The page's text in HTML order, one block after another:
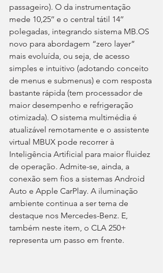
passageiro). O da instrumentação
mede 10,25’’ e o central tátil 14’’
polegadas, integrando sistema MB.OS
novo para abordagem “zero layer”
mais evoluída, ou seja, de acesso
simples e intuitivo (adotando conceito
de menus e submenus) e com resposta
bastante rápida (tem processador de
maior desempenho e refrigeração
otimizada). O sistema multimédia é
atualizável remotamente e o assistente
virtual MBUX pode recorrer à
Inteligência Artificial para maior fluidez
de operação. Admite-se, ainda, a
conexão sem fios a sistemas Android
Auto e Apple CarPlay. A iluminação
ambiente continua a ser tema de
destaque nos Mercedes-Benz. E,
também neste item, o CLA 250+
representa um passo em frente.